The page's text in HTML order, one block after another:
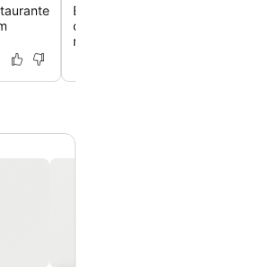
Experimente uma mistura única
diferenciado e elementos
refletindo a rica história de Lisboa.